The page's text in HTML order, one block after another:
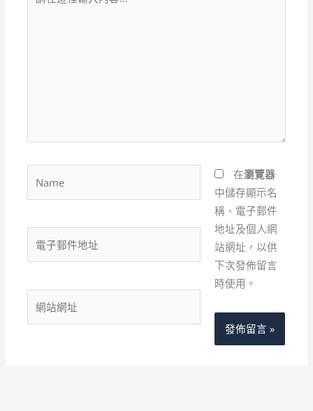
在
子
件
地
址
站
在瀏覽器
中儲存顯示名
稱、電子郵件
地址及個人網
站網址，以供
下次發佈留言
時使用。